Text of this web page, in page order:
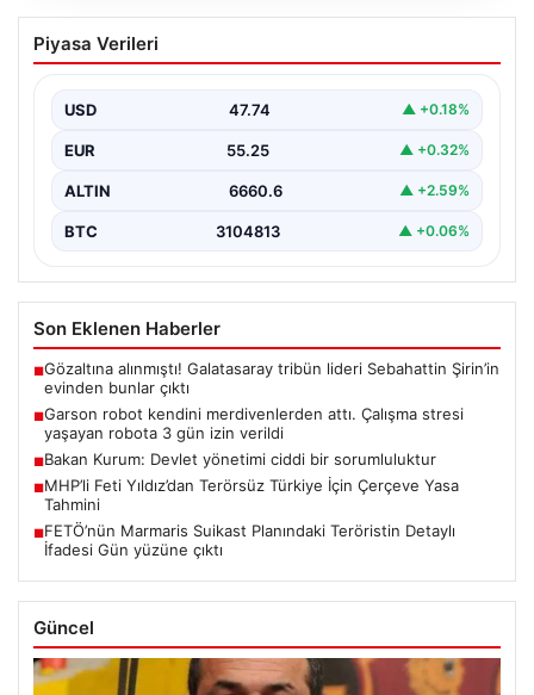
Garson robot kendini merdivenlerden
attı. Çalışma stresi yaşayan robota 3
Piyasa Verileri
USD 47.74 ▲ +0.18%
EUR 55.25 ▲ +0.32%
ALTIN 6660.6 ▲ +2.59%
BTC 3104813 ▲ +0.06%
Son Eklenen Haberler
■Gözaltına alınmıştı! Galatasaray tribün lideri Sebahattin Şirin’in
evinden bunlar çıktı
■Garson robot kendini merdivenlerden attı. Çalışma stresi
yaşayan robota 3 gün izin verildi
■Bakan Kurum: Devlet yönetimi ciddi bir sorumluluktur
■MHP’li Feti Yıldız’dan Terörsüz Türkiye İçin Çerçeve Yasa
Tahmini
■FETÖ’nün Marmaris Suikast Planındaki Teröristin Detaylı
İfadesi Gün yüzüne çıktı
Güncel